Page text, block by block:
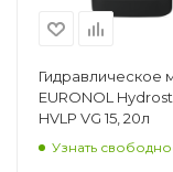
Гидравлическое
EURONOL
HVLP VG 15, 20л
Узнать